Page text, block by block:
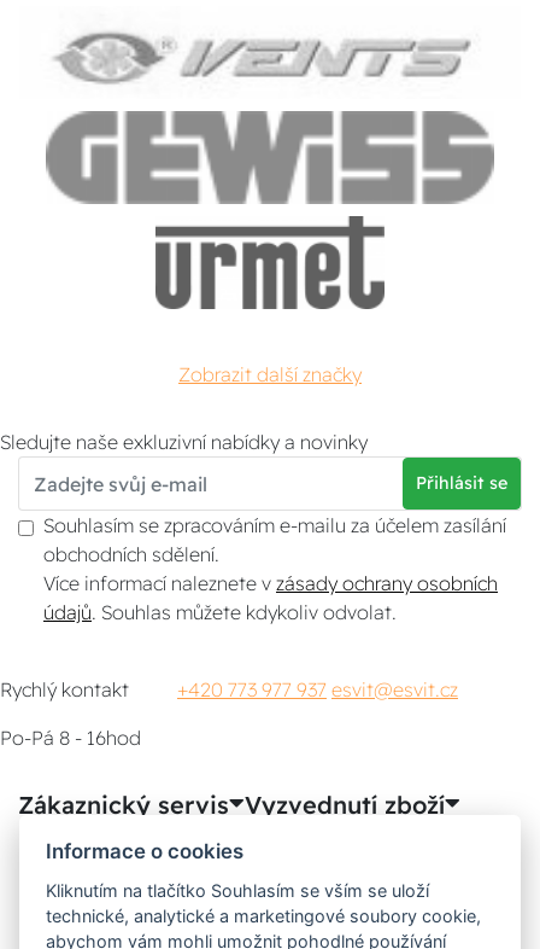
Zobrazit další značky
Sledujte naše exkluzivní nabídky a novinky
Přihlásit se
Souhlasím se zpracováním e-mailu za účelem zasílání
obchodních sdělení.
Více informací naleznete v zásady ochrany osobních
údajů . Souhlas můžete kdykoliv odvolat.
Rychlý kontakt +420 773 977 937 esvit@esvit.cz
Po-Pá 8 - 16hod
Zákaznický servis Vyzvednutí zboží
Poradna
Možnosti dopravy
Informace o cookies
Kliknutím na tlačítko Souhlasím se vším se uloží
technické, analytické a marketingové soubory cookie,
abychom vám mohli umožnit pohodlné používání